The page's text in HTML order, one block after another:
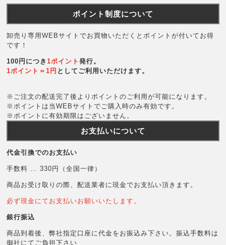
ポイント制度について
卸売り専用WEBサイトでお買物いただくとポイントが付いてお得
です！
100円につき1ポイント発行。
1ポイント＝1円 としてご利用いただけます。
※ご注文の配送完了後よりポイントのご利用が可能になります。
※ポイントは当WEBサイトでご購入時のみ有効です。
※ポイントに有効期限はございません。
お支払いについて
代金引換でのお支払い
手数料 … 330円（全国一律）
商品お受け取りの際、配送業者に現金でお支払い頂きます。
必ず現金にてお支払いお願いいたします。
銀行振込
商品到着後、弊社指定口座に代金をお振込み下さい。振込手数料は
御社にてご負担下さい